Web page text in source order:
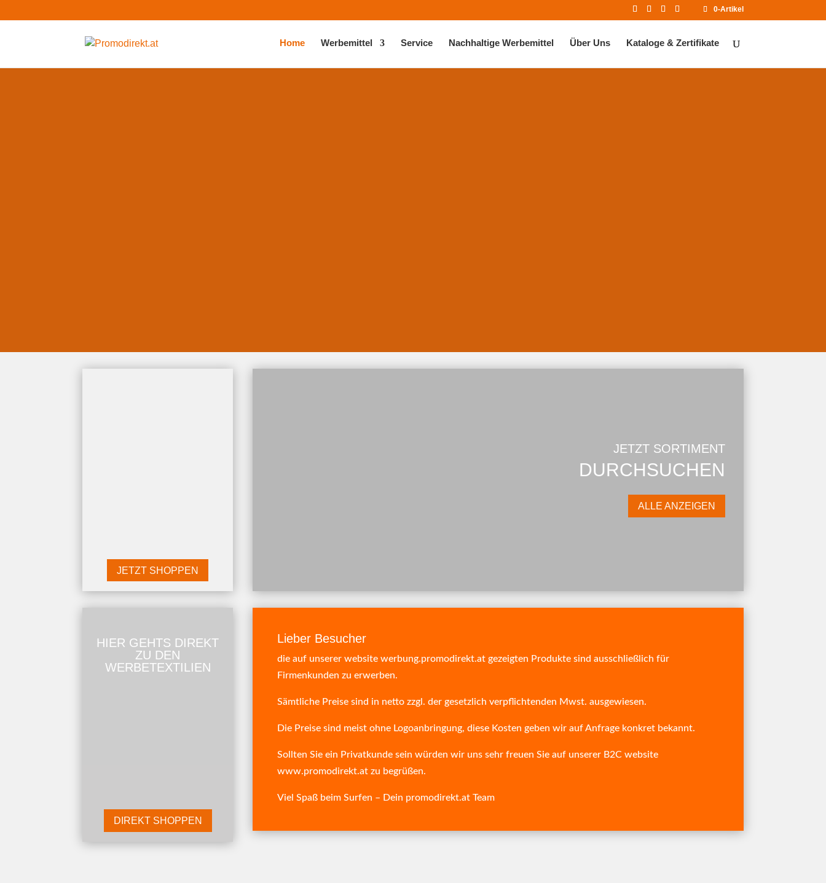
0-Artikel
Home Werbemittel Service Nachhaltige Werbemittel Über Uns Kataloge & Zertifikate
JETZT SHOPPEN
JETZT SORTIMENT
DURCHSUCHEN
ALLE ANZEIGEN
HIER GEHTS DIREKT
ZU DEN
WERBETEXTILIEN
DIREKT SHOPPEN
Lieber Besucher
die auf unserer website werbung.promodirekt.at gezeigten Produkte sind ausschließlich für
Firmenkunden zu erwerben.
Sämtliche Preise sind in netto zzgl. der gesetzlich verpflichtenden Mwst. ausgewiesen.
Die Preise sind meist ohne Logoanbringung, diese Kosten geben wir auf Anfrage konkret bekannt.
Sollten Sie ein Privatkunde sein würden wir uns sehr freuen Sie auf unserer B2C website
www.promodirekt.at zu begrüßen.
Viel Spaß beim Surfen – Dein promodirekt.at Team